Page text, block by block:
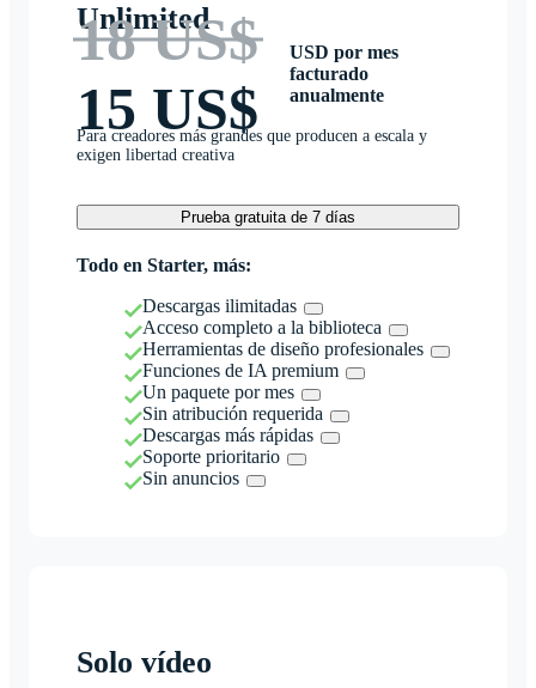
Unlimited
18 US$
15 US$
USD por mes
facturado
anualmente
Para creadores más grandes que producen a escala y
exigen libertad creativa
Prueba gratuita de 7 días
Todo en Starter, más:
Descargas ilimitadas
Acceso completo a la biblioteca
Herramientas de diseño profesionales
Funciones de IA premium
Un paquete por mes
Sin atribución requerida
Descargas más rápidas
Soporte prioritario
Sin anuncios
Solo vídeo